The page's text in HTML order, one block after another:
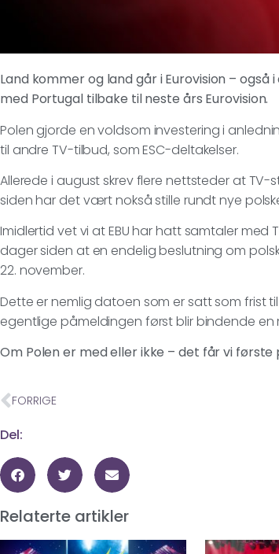
Land kommer og land går i Eurovision –
med Portugal tilbake til neste års Eurovision.
Polen gjorde en voldsom investering i
til andre TV-tilbud, som ESC-deltakelser.
Allerede i august skrev flere nettsteder at TV-
siden har det vært nokså stille rundt nye
Imidlertid vet vi at EBU har hatt samtaler med
dager siden at en endelig beslutning om
22. november.
Dette er nemlig datoen som er satt som frist
egentlige påmeldingen først blir bindende en
Om Polen er med eller ikke – det får vi første
FORRIGE
Del:
Relaterte artikler